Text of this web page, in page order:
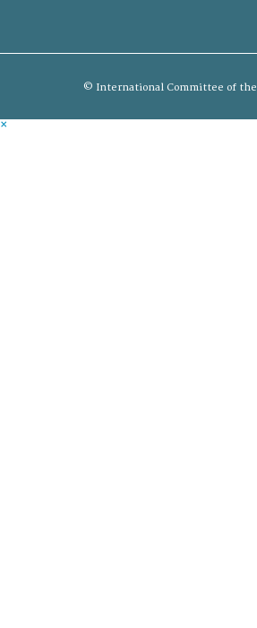
© International Committee of the
×